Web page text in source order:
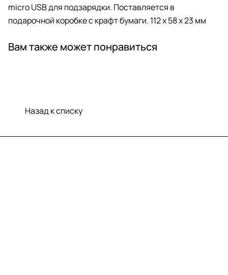
micro USB для подзарядки. Поставляется в
подарочной коробке с крафт бумаги. 112 x 58 x 23 мм
Вам также может понравиться
Назад к списку